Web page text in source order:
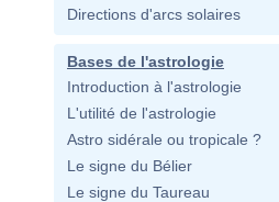
Directions d'arcs solaires
Bases de l'astrologie
Introduction à l'astrologie
L'utilité de l'astrologie
Astro sidérale ou tropicale ?
Le signe du Bélier
Le signe du Taureau